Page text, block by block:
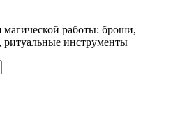
магической работы: броши,
инструменты